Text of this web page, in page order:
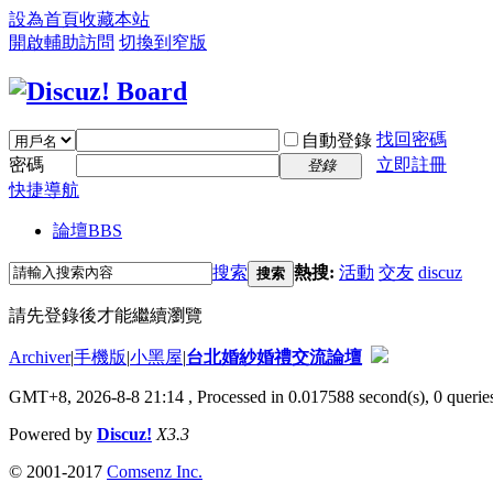
設為首頁收藏本站
開啟輔助訪問 切換到窄版
自動登錄 找回密碼
密碼
登錄
立即註冊
快捷導航
論壇BBS
搜索 搜索 熱搜: 活動 交友 discuz
請先登錄後才能繼續瀏覽
Archiver|手機版|小黑屋|台北婚紗婚禮交流論壇
GMT+8, 2026-8-8 21:14 , Processed in 0.017588 second(s), 0
Powered by Discuz! X3.3
© 2001-2017 Comsenz Inc.